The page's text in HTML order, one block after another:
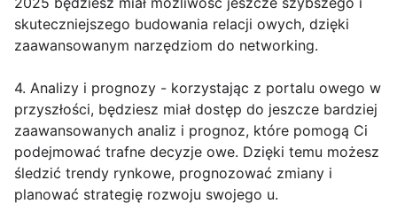
skuteczniejszego budowania relacji owych, dzięki
zaawansowanym narzędziom do networking.
4. Analizy i prognozy - korzystając z portalu owego w
przyszłości, będziesz miał dostęp do jeszcze bardziej
zaawansowanych analiz i prognoz, które pomogą Ci
podejmować trafne decyzje owe. Dzięki temu możesz
śledzić trendy rynkowe, prognozować zmiany i
planować strategię rozwoju swojego u.